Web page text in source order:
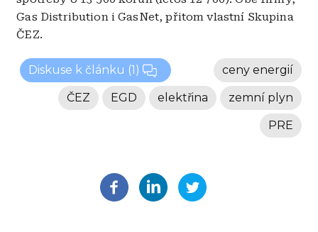
Gas Distribution i GasNet, přitom vlastní Skupina
ČEZ.
Diskuse k článku (1) ceny energií
zemní plyn
elektřina
EGD
ČEZ
PRE